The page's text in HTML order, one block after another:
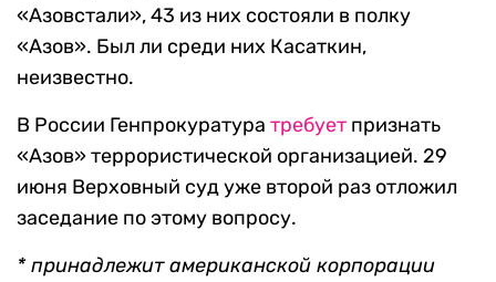
«Азовстали», 43 из них состояли в полку
«Азов». Был ли среди них Касаткин,
неизвестно.
В России Генпрокуратура требует признать
«Азов» террористической организацией. 29
июня Верховный суд уже второй раз отложил
заседание по этому вопросу.
* принадлежит американской корпорации